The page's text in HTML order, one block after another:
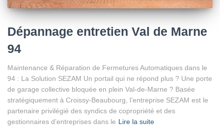
Dépannage entretien Val de Marne
94
Maintenance & Réparation de Fermetures Automatiques dans le
94 : La Solution SEZAM Un portail qui ne répond plus ? Une porte
de garage collective bloquée en plein Val-de-Marne ? Basée
stratégiquement à Croissy-Beaubourg, l’entreprise SEZAM est le
partenaire privilégié des syndics de copropriété et des
gestionnaires d’entreprises dans le Lire la suite